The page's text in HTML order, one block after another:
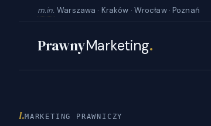
m.in. Warszawa · Kraków · Wrocław · Poznań
PrawnyMarketing.
I.MARKETING PRAWNICZY